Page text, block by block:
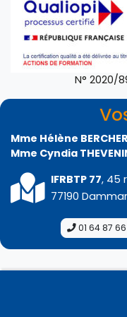
N° 2020/
Mme Hélène BERCHER
Mme Cyndia
IFRBTP 77, 45
77190
01 64 87 66